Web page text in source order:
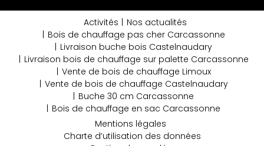
Activités
Nos actualités
Bois de chauffage pas cher Carcassonne
Livraison buche bois Castelnaudary
Livraison bois de chauffage sur palette Carcassonne
Vente de bois de chauffage Limoux
Vente de bois de chauffage Castelnaudary
Buche 30 cm Carcassonne
Bois de chauffage en sac Carcassonne
Mentions légales
Charte d’utilisation des données